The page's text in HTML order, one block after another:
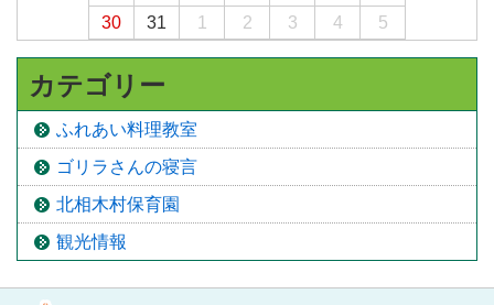
30
31 1 2 3 4 5
カテゴリー
ふれあい料理教室
ゴリラさんの寝言
北相木村保育園
観光情報